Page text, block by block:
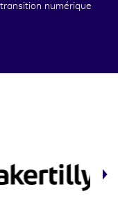
transition numérique